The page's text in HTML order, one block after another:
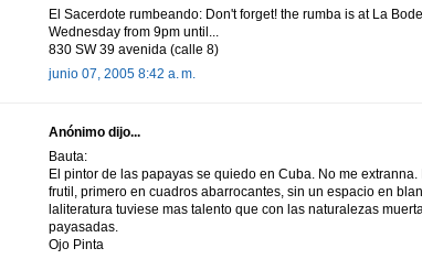
El Sacerdote rumbeando: Don't forget! the rumba is at La
Wednesday from 9pm until...
830 SW 39 avenida (calle 8)
junio 07, 2005 8:42 a. m.
Anónimo dijo...
Bauta:
El pintor de las papayas se quiedo en Cuba. No me
frutil, primero en cuadros abarrocantes, sin un espacio en
laliteratura tuviese mas talento que con las naturalezas
payasadas.
Ojo Pinta